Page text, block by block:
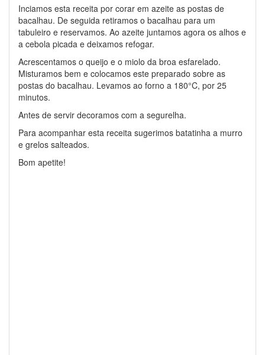
Inciamos esta receita por corar em azeite as postas de
bacalhau. De seguida retiramos o bacalhau para um
tabuleiro e reservamos. Ao azeite juntamos agora os alhos e
a cebola picada e deixamos refogar.
Acrescentamos o queijo e o miolo da broa esfarelado.
Misturamos bem e colocamos este preparado sobre as
postas do bacalhau. Levamos ao forno a 180°C, por 25
minutos.
Antes de servir decoramos com a segurelha.
Para acompanhar esta receita sugerimos batatinha a murro
e grelos salteados.
Bom apetite!